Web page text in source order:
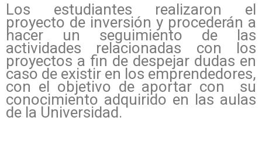
Los estudiantes realizaron el
proyecto de inversión y procederán a
hacer un seguimiento de las
actividades relacionadas con los
proyectos a fin de despejar dudas en
caso de existir en los emprendedores,
con el objetivo de aportar con su
conocimiento adquirido en las aulas
de la Universidad.